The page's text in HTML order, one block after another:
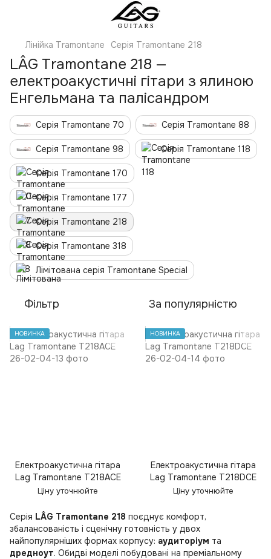
Лінійка Tramontane Серія Tramontane 218
LÂG Tramontane 218 —
електроакустичні гітари з ялиною
Енгельмана та палісандром
Серія Tramontane 70 Серія Tramontane 88
Серія Tramontane 98 Серія Tramontane 118
Серія Tramontane 170
Серія Tramontane 177
Серія Tramontane 218
Серія Tramontane 318
Лімітована серія Tramontane Special
Фільтр За популярністю
НОВИНКА
Електроакустична гітара
Lag Tramontane T218ACE
Ціну уточнюйте
НОВИНКА
Електроакустична гітара
Lag Tramontane T218DCE
Ціну уточнюйте
Серія LÂG Tramontane 218 поєднує комфорт,
збалансованість і сценічну готовність у двох
найпопулярніших формах корпусу: аудиторіум та
дредноут. Обидві моделі побудовані на преміальному